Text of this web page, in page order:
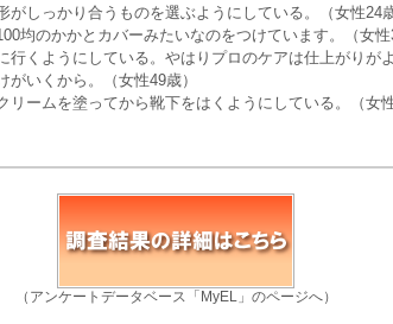
がしっかり合うものを選ぶようにしている。（女性24歳
均のかかとカバーみたいなのをつけています。（女性
行くようにしている。やはりプロのケアは仕上がりが
がいくから。（女性49歳）
リームを塗ってから靴下をはくようにしている。（女性
（アンケートデータベース「MyEL」のページへ）